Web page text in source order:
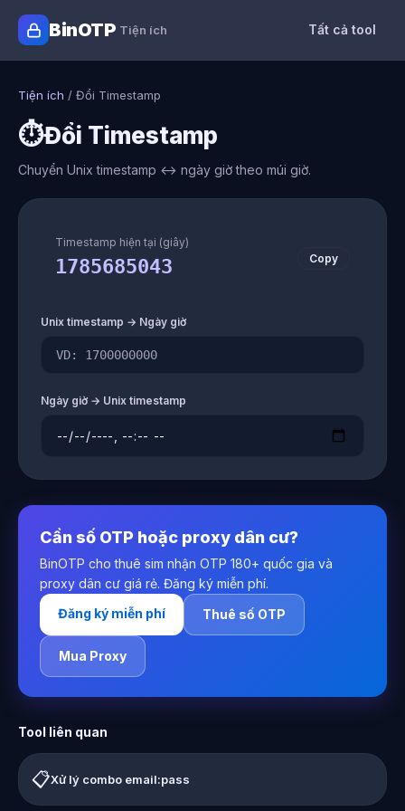
BinOTP Tiện ích Tất cả tool
Tiện ích / Đổi Timestamp
⏱️Đổi Timestamp
Chuyển Unix timestamp ↔ ngày giờ theo múi giờ.
Timestamp hiện tại (giây)
1785685043 Copy
Unix timestamp → Ngày giờ
Ngày giờ → Unix timestamp
Cần số OTP hoặc proxy dân cư?
BinOTP cho thuê sim nhận OTP 180+ quốc gia và
proxy dân cư giá rẻ. Đăng ký miễn phí.
Đăng ký miễn phí
Thuê số OTP
Mua Proxy
Tool liên quan
📋Xử lý combo email:pass